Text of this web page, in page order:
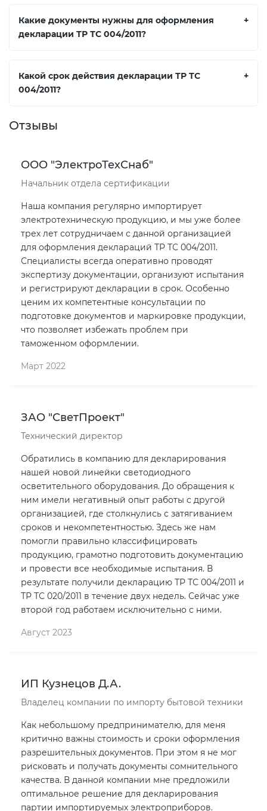
Какие документы нужны для оформления
декларации ТР ТС 004/2011?
+
Какой срок действия декларации ТР ТС
004/2011?
+
Отзывы
ООО "ЭлектроТехСнаб"
Начальник отдела сертификации
Наша компания регулярно импортирует
электротехническую продукцию, и мы уже более
трех лет сотрудничаем с данной организацией
для оформления деклараций ТР ТС 004/2011.
Специалисты всегда оперативно проводят
экспертизу документации, организуют испытания
и регистрируют декларации в срок. Особенно
ценим их компетентные консультации по
подготовке документов и маркировке продукции,
что позволяет избежать проблем при
таможенном оформлении.
Март 2022
ЗАО "СветПроект"
Технический директор
Обратились в компанию для декларирования
нашей новой линейки светодиодного
осветительного оборудования. До обращения к
ним имели негативный опыт работы с другой
организацией, где столкнулись с затягиванием
сроков и некомпетентностью. Здесь же нам
помогли правильно классифицировать
продукцию, грамотно подготовить документацию
и провести все необходимые испытания. В
результате получили декларацию ТР ТС 004/2011 и
ТР ТС 020/2011 в течение двух недель. Сейчас уже
второй год работаем исключительно с ними.
Август 2023
ИП Кузнецов Д.А.
Владелец компании по импорту бытовой техники
Как небольшому предпринимателю, для меня
критично важны стоимость и сроки оформления
разрешительных документов. При этом я не мог
рисковать и получать документы сомнительного
качества. В данной компании мне предложили
оптимальное решение для декларирования
партии импортируемых электроприборов.